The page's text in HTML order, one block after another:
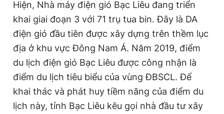
Hiện, Nhà máy điện gió Bạc Liêu đang triển
khai giai đoạn 3 với 71 trụ tua bin. Đây là DA
điện gió đầu tiên được xây dựng trên thềm lục
địa ở khu vực Đông Nam Á. Năm 2019, điểm
du lịch điện gió Bạc Liêu được công nhận là
điểm du lịch tiêu biểu của vùng ĐBSCL. Để
khai thác và phát huy tiềm năng của điểm du
lịch này, tỉnh Bạc Liêu kêu gọi nhà đầu tư xây